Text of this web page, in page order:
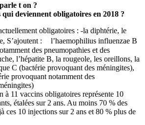
t on ?
qui deviennent obligatoires en 2018 ?
obligatoires : -la diphtérie, le
S’ajoutent : l’haemophilius influenzae B
des pneumopathies et des
l’hépatite B, la rougeole, les oreillons, la
C (bactérie provoquant des méningites),
provoquant notamment des
à 11 vaccins obligatoires représente 10
étalées sur 2 ans. Au moins 70 % des
ces 10 injections sur 2 ans et 80 % plus de